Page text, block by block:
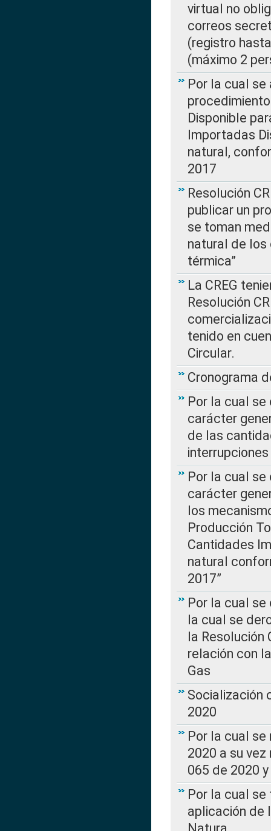
virtual no
correos
(registro
(máximo 2
Por la cual
Disponible
Importadas
natural,
2017
Resolución
publicar un
se toman
natural de los
térmica”
La CREG
Resolución
tenido en
Circular.
Cronograma
Por la cual
carácter
de las
Por la cual
carácter
los
Producción
Cantidades
natural
2017”
Por la cual
la cual se
la Resolución
relación con
Gas
Socialización
2020
Por la cual se
2020 a su
065 de 2020
Por la cual
aplicación de